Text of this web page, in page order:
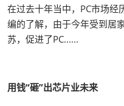
在过去十年当中，PC市场
编的了解，由于今年受到居
苏，促进了PC......
用钱“砸”出芯片业未来